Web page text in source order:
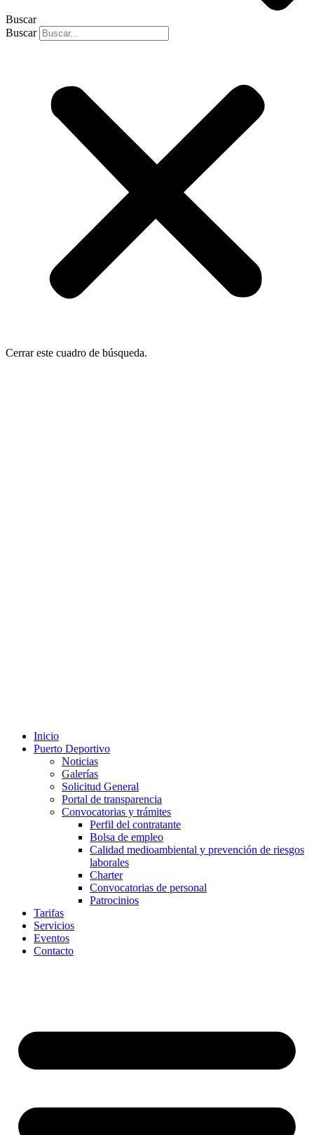
Buscar
Buscar
Cerrar este cuadro de búsqueda.
Inicio
Puerto Deportivo
Noticias
Galerías
Solicitud General
Portal de transparencia
Convocatorias y trámites
Perfil del contratante
Bolsa de empleo
Calidad medioambiental y prevención de riesgos
laborales
Charter
Convocatorias de personal
Patrocinios
Tarifas
Servicios
Eventos
Contacto